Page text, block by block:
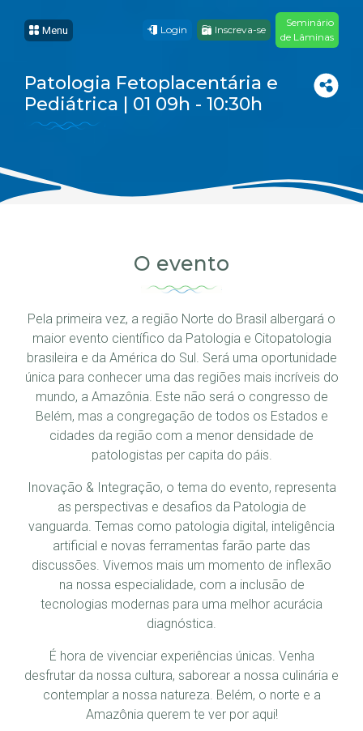
Patologia Fetoplacentária e
Pediátrica | 01 09h - 10:30h
Menu Login Inscreva-se
Seminário
de Lâminas
O evento
Pela primeira vez, a região Norte do Brasil albergará o
maior evento científico da Patologia e Citopatologia
brasileira e da América do Sul. Será uma oportunidade
única para conhecer uma das regiões mais incríveis do
mundo, a Amazônia. Este não será o congresso de
Belém, mas a congregação de todos os Estados e
cidades da região com a menor densidade de
patologistas per capita do páis.
Inovação & Integração, o tema do evento, representa
as perspectivas e desafios da Patologia de
vanguarda. Temas como patologia digital, inteligência
artificial e novas ferramentas farão parte das
discussões. Vivemos mais um momento de inflexão
na nossa especialidade, com a inclusão de
tecnologias modernas para uma melhor acurácia
diagnóstica.
É hora de vivenciar experiências únicas. Venha
desfrutar da nossa cultura, saborear a nossa culinária e
contemplar a nossa natureza. Belém, o norte e a
Amazônia querem te ver por aqui!